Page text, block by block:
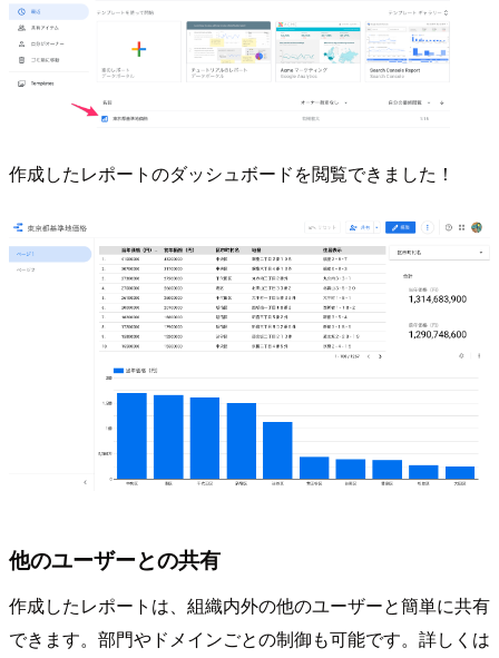
作成したレポートのダッシュボードを閲覧できました！
他のユーザーとの共有
作成したレポートは、組織内外の他のユーザーと簡単に共有
できます。部門やドメインごとの制御も可能です。詳しくは